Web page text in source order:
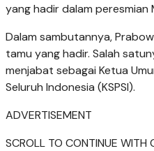
yang hadir dalam peresmian
Dalam sambutannya,
tamu yang hadir. Salah
menjabat sebagai Ketua
Seluruh Indonesia (KSPSI).
ADVERTISEMENT
SCROLL TO CONTINUE WITH